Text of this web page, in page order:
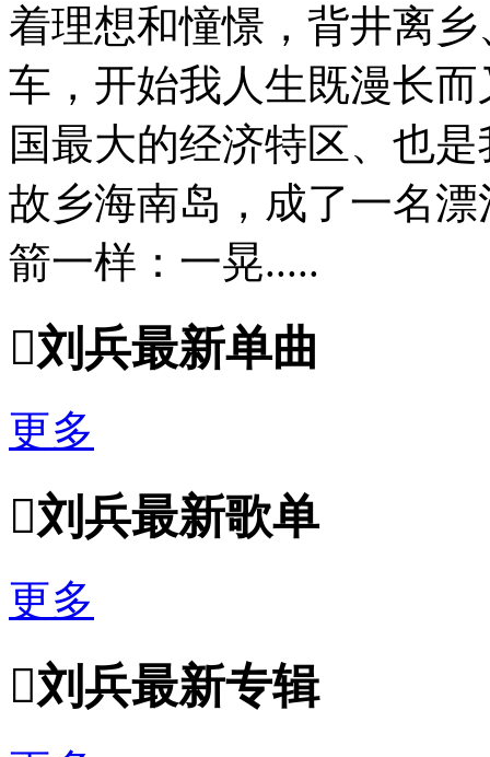
着理想和憧憬，背井离
车，开始我人生既漫长
国最大的经济特区、也
故乡海南岛，成了一名
箭一样：一晃.....
刘兵最新单曲
更多
刘兵最新歌单
更多
刘兵最新专辑